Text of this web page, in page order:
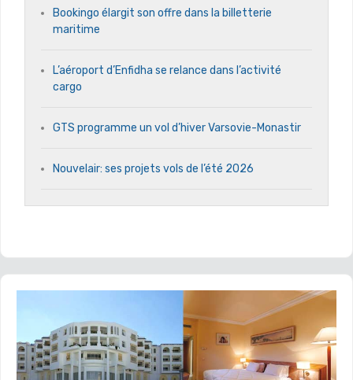
Bookingo élargit son offre dans la billetterie
maritime
L’aéroport d’Enfidha se relance dans l’activité
cargo
GTS programme un vol d’hiver Varsovie-Monastir
Nouvelair: ses projets vols de l’été 2026